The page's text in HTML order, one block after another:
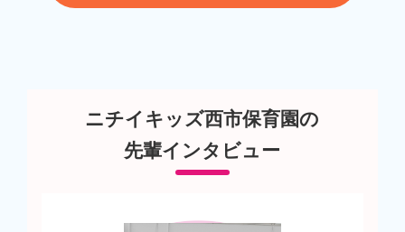
ニチイキッズ西市保育園の
先輩インタビュー